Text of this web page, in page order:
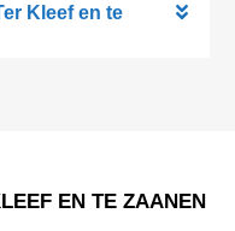
Kleef en te
EN TE ZAANEN